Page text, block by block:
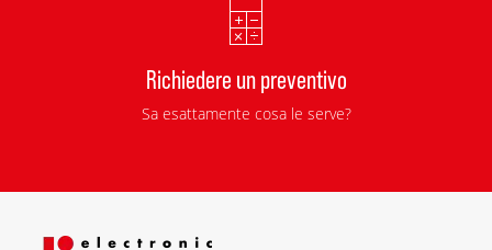
Richiedere un preventivo
Sa esattamente cosa le serve?